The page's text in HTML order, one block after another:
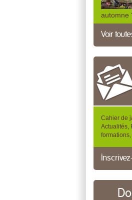
automne
Voir
Cahier de
Actualités,